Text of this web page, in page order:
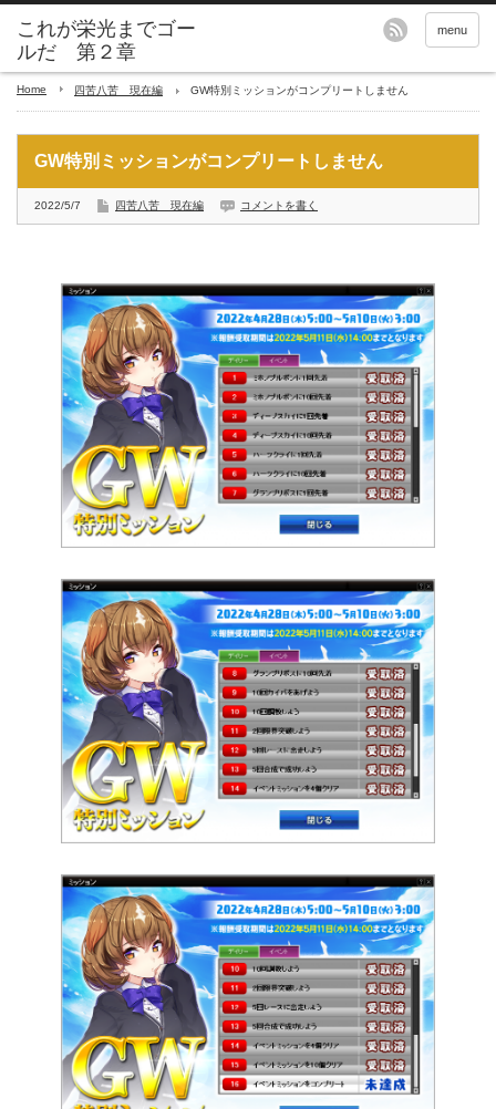
これが栄光までゴー
ルだ 第２章
menu
Home 四苦八苦 現在編 GW特別ミッションがコンプリートしません
GW特別ミッションがコンプリートしません
2022/5/7 四苦八苦 現在編 コメントを書く